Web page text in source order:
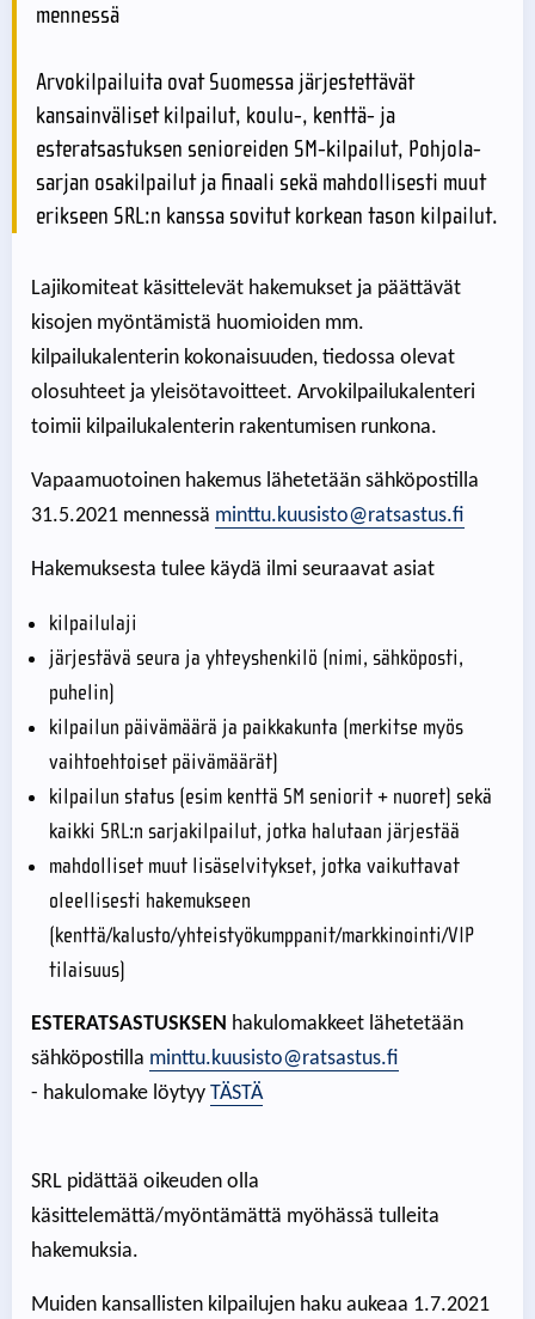
mennessä
Arvokilpailuita ovat Suomessa järjestettävät
kansainväliset kilpailut, koulu-, kenttä- ja
esteratsastuksen senioreiden SM-kilpailut, Pohjola-
sarjan osakilpailut ja finaali sekä mahdollisesti muut
erikseen SRL:n kanssa sovitut korkean tason kilpailut.
Lajikomiteat käsittelevät hakemukset ja päättävät
kisojen myöntämistä huomioiden mm.
kilpailukalenterin kokonaisuuden, tiedossa olevat
olosuhteet ja yleisötavoitteet. Arvokilpailukalenteri
toimii kilpailukalenterin rakentumisen runkona.
Vapaamuotoinen hakemus lähetetään sähköpostilla
31.5.2021 mennessä minttu.kuusisto@ratsastus.fi
Hakemuksesta tulee käydä ilmi seuraavat asiat
kilpailulaji
järjestävä seura ja yhteyshenkilö (nimi, sähköposti,
puhelin)
kilpailun päivämäärä ja paikkakunta (merkitse myös
vaihtoehtoiset päivämäärät)
kilpailun status (esim kenttä SM seniorit + nuoret) sekä
kaikki SRL:n sarjakilpailut, jotka halutaan järjestää
mahdolliset muut lisäselvitykset, jotka vaikuttavat
oleellisesti hakemukseen
(kenttä/kalusto/yhteistyökumppanit/markkinointi/VIP
tilaisuus)
ESTERATSASTUSKSEN hakulomakkeet lähetetään
sähköpostilla minttu.kuusisto@ratsastus.fi
- hakulomake löytyy TÄSTÄ
SRL pidättää oikeuden olla
käsittelemättä/myöntämättä myöhässä tulleita
hakemuksia.
Muiden kansallisten kilpailujen haku aukeaa 1.7.2021